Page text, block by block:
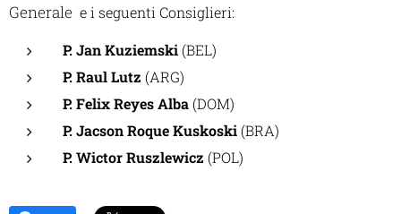
Generale e i seguenti Consiglieri:
P. Jan Kuziemski(BEL)
P. Raul Lutz (ARG)
P. Felix Reyes Alba(DOM)
P. Jacson Roque Kuskoski(BRA)
P. Wictor Ruszlewicz (POL)